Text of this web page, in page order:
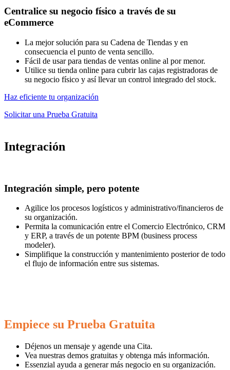
Centralice su negocio físico a través de su
eCommerce
La mejor solución para su Cadena de Tiendas y en
consecuencia el punto de venta sencillo.
Fácil de usar para tiendas de ventas online al por menor.
Utilice su tienda online para cubrir las cajas registradoras de
su negocio físico y así llevar un control integrado del stock.
Haz eficiente tu organización
Solicitar una Prueba Gratuita
Integración
Integración simple, pero potente
Agilice los procesos logísticos y administrativo/financieros de
su organización.
Permita la comunicación entre el Comercio Electrónico, CRM
y ERP, a través de un potente BPM (business process
modeler).
Simplifique la construcción y mantenimiento posterior de todo
el flujo de información entre sus sistemas.
Empiece su Prueba Gratuita
Déjenos un mensaje y agende una Cita.
Vea nuestras demos gratuitas y obtenga más información.
Essenzial ayuda a generarmás negocio en su organización.